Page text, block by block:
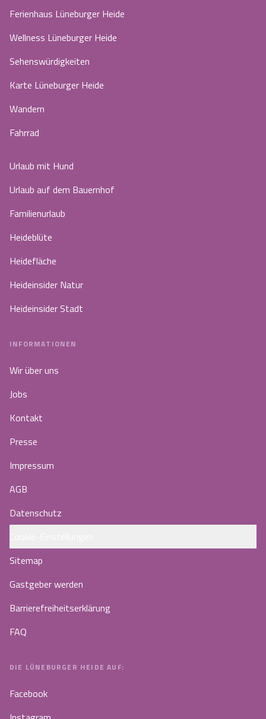
Ferienhaus Lüneburger Heide
Wellness Lüneburger Heide
Sehenswürdigkeiten
Karte Lüneburger Heide
Wandern
Fahrrad
Urlaub mit Hund
Urlaub auf dem Bauernhof
Familienurlaub
Heideblüte
Heidefläche
Heideinsider Natur
Heideinsider Stadt
INFORMATIONEN
Wir über uns
Jobs
Kontakt
Presse
Impressum
AGB
Datenschutz
Sitemap
Gastgeber werden
Barrierefreiheitserklärung
FAQ
DIE LÜNEBURGER HEIDE AUF:
Facebook